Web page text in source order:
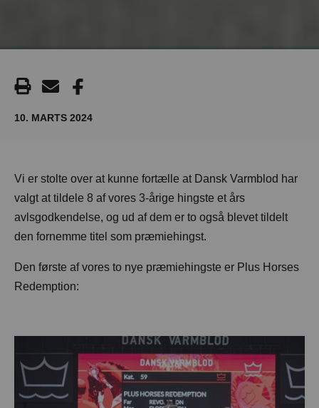
10. MARTS 2024
Vi er stolte over at kunne fortælle at Dansk Varmblod har
valgt at tildele 8 af vores 3-årige hingste et års
avlsgodkendelse, og ud af dem er to også blevet tildelt
den fornemme titel som præmiehingst.
Den første af vores to nye præmiehingste er Plus Horses
Redemption: